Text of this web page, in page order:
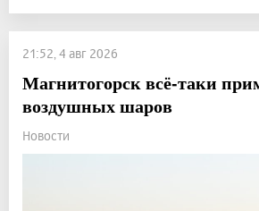
21:52, 4 авг 2026
Магнитогорск всё-таки
воздушных шаров
Новости